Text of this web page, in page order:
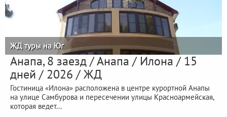
ЖД туры на Юг
Анапа, 8 заезд / Анапа / Илона / 15
дней / 2026 / ЖД
Гостиница «Илона» расположена в центре курортной Анапы
на улице Самбурова и пересечении улицы Красноармейская,
которая ведет...